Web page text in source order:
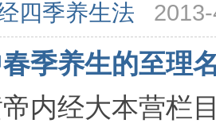
四季养生法
季养生的至理
内经大本营栏